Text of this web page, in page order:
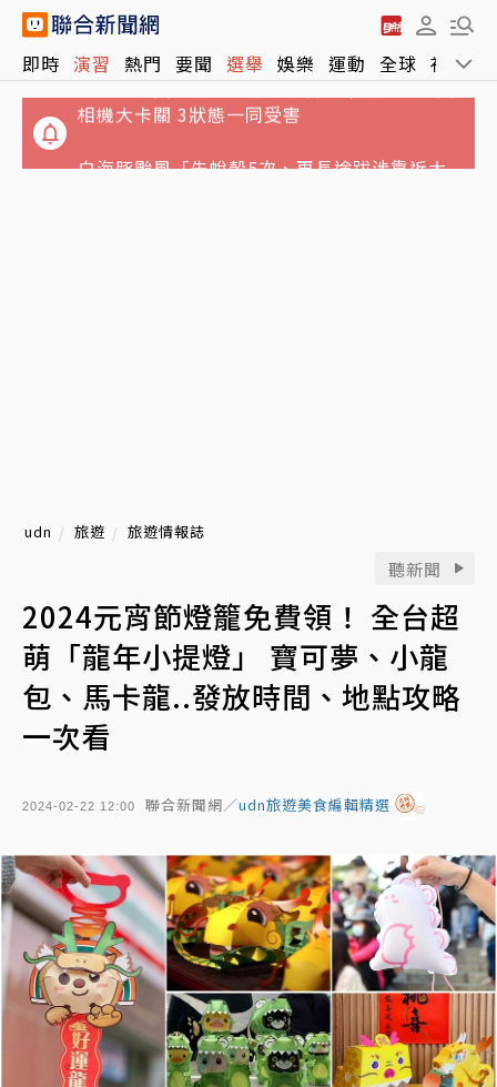
即時 演習 熱門 要聞 選舉 娛樂 運動 全球 社會
相機大卡關 3狀態一同受害
白海豚颱風「先蛻殼5次、再長途跋涉靠近大
udn 旅遊 旅遊情報誌
聽新聞
2024元宵節燈籠免費領！ 全台超
萌「龍年小提燈」 寶可夢、小龍
包、馬卡龍..發放時間、地點攻略
一次看
2024-02-22 12:00 聯合新聞網／udn旅遊美食編輯精選